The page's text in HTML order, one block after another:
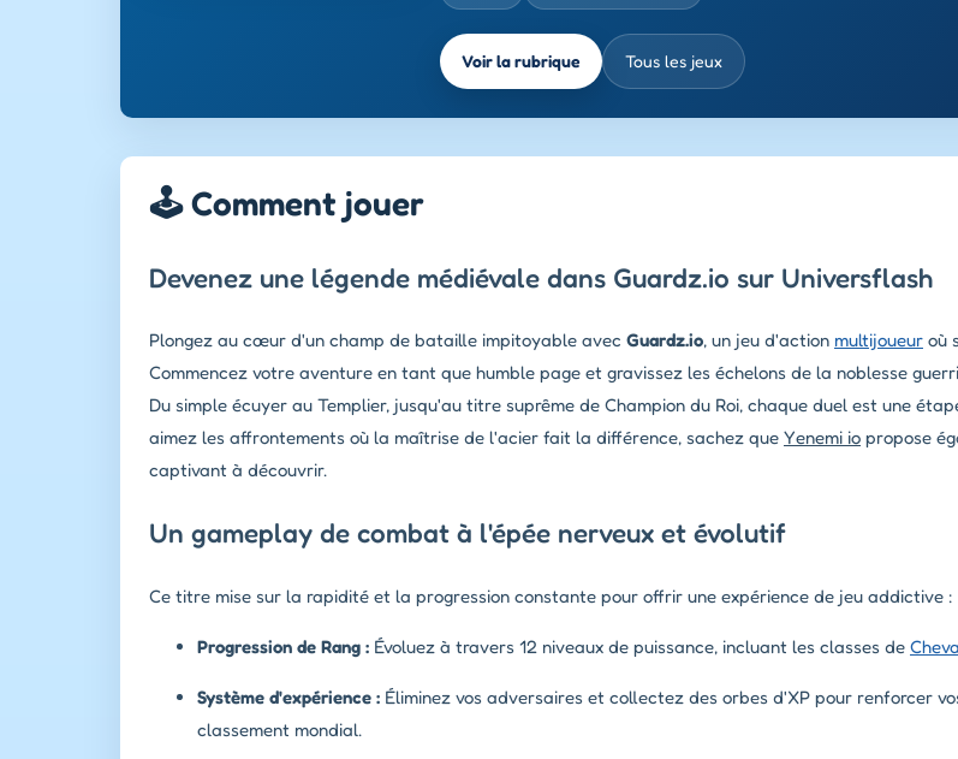
Voir la rubrique Tous les jeux
🕹️ Comment jouer
Devenez une légende médiévale dans Guardz.io sur Universflash
Plongez au cœur d'un champ de bataille impitoyable avec Guardz.io, un jeu d'action multijoueur où
Commencez votre aventure en tant que humble page et gravissez les échelons de la noblesse
Du simple écuyer au Templier, jusqu'au titre suprême de Champion du Roi, chaque duel est une
aimez les affrontements où la maîtrise de l'acier fait la différence, sachez que Yenemi io propose
captivant à découvrir.
Un gameplay de combat à l'épée nerveux et évolutif
Ce titre mise sur la rapidité et la progression constante pour offrir une expérience de jeu addictive :
Progression de Rang : Évoluez à travers 12 niveaux de puissance, incluant les classes de
Système d'expérience : Éliminez vos adversaires et collectez des orbes d'XP pour renforcer
classement mondial.